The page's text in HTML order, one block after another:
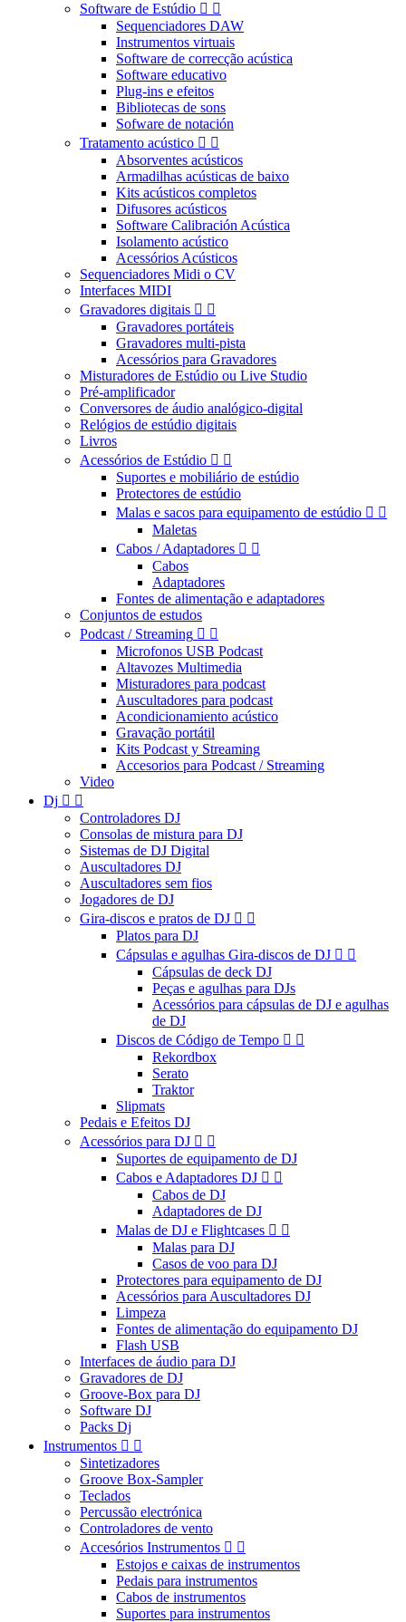
Software de Estúdio  
Sequenciadores DAW
Instrumentos virtuais
Software de correcção acústica
Software educativo
Plug-ins e efeitos
Bibliotecas de sons
Sofware de notación
Tratamento acústico  
Absorventes acústicos
Armadilhas acústicas de baixo
Kits acústicos completos
Difusores acústicos
Software Calibración Acústica
Isolamento acústico
Acessórios Acústicos
Sequenciadores Midi o CV
Interfaces MIDI
Gravadores digitais  
Gravadores portáteis
Gravadores multi-pista
Acessórios para Gravadores
Misturadores de Estúdio ou Live Studio
Pré-amplificador
Conversores de áudio analógico-digital
Relógios de estúdio digitais
Livros
Acessórios de Estúdio  
Suportes e mobiliário de estúdio
Protectores de estúdio
Malas e sacos para equipamento de estúdio  
Maletas
Cabos / Adaptadores  
Cabos
Adaptadores
Fontes de alimentação e adaptadores
Conjuntos de estudos
Podcast / Streaming  
Microfonos USB Podcast
Altavozes Multimedia
Misturadores para podcast
Auscultadores para podcast
Acondicionamiento acústico
Gravação portátil
Kits Podcast y Streaming
Accesorios para Podcast / Streaming
Video
Dj  
Controladores DJ
Consolas de mistura para DJ
Sistemas de DJ Digital
Auscultadores DJ
Auscultadores sem fios
Jogadores de DJ
Gira-discos e pratos de DJ  
Platos para DJ
Cápsulas e agulhas Gira-discos de DJ  
Cápsulas de deck DJ
Peças e agulhas para DJs
Acessórios para cápsulas de DJ e agulhas
de DJ
Discos de Código de Tempo  
Rekordbox
Serato
Traktor
Slipmats
Pedais e Efeitos DJ
Acessórios para DJ  
Suportes de equipamento de DJ
Cabos e Adaptadores DJ  
Cabos de DJ
Adaptadores de DJ
Malas de DJ e Flightcases  
Malas para DJ
Casos de voo para DJ
Protectores para equipamento de DJ
Acessórios para Auscultadores DJ
Limpeza
Fontes de alimentação do equipamento DJ
Flash USB
Interfaces de áudio para DJ
Gravadores de DJ
Groove-Box para DJ
Software DJ
Packs Dj
Instrumentos  
Sintetizadores
Groove Box-Sampler
Teclados
Percussão electrónica
Controladores de vento
Accesórios Instrumentos  
Estojos e caixas de instrumentos
Pedais para instrumentos
Cabos de instrumentos
Suportes para instrumentos